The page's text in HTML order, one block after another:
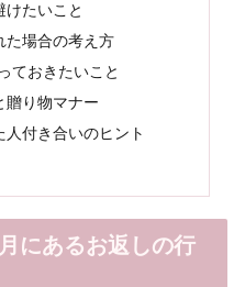
けたいこと
た場合の考え方
ておきたいこと
贈り物マナー
付き合いのヒント
にあるお返しの行